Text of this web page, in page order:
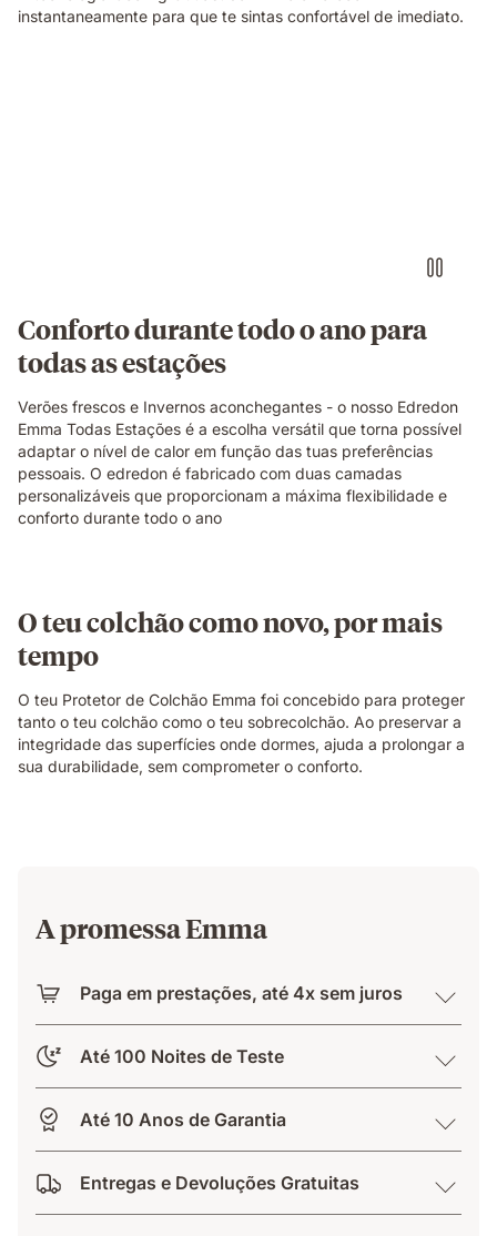
instantaneamente para que te sintas confortável de imediato.
Conforto durante todo o ano para
todas as estações
Verões frescos e Invernos aconchegantes - o nosso Edredon
Emma Todas Estações é a escolha versátil que torna possível
adaptar o nível de calor em função das tuas preferências
pessoais. O edredon é fabricado com duas camadas
personalizáveis que proporcionam a máxima flexibilidade e
conforto durante todo o ano
O teu colchão como novo, por mais
tempo
O teu Protetor de Colchão Emma foi concebido para proteger
tanto o teu colchão como o teu sobrecolchão. Ao preservar a
integridade das superfícies onde dormes, ajuda a prolongar a
sua durabilidade, sem comprometer o conforto.
A promessa Emma
Paga em prestações, até 4x sem juros
Até 100 Noites de Teste
Até 10 Anos de Garantia
Entregas e Devoluções Gratuitas